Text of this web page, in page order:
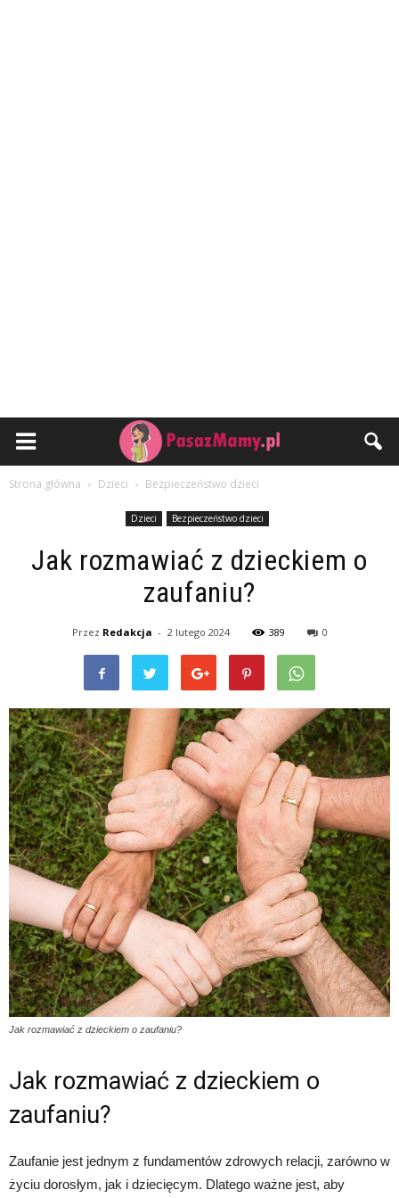
Strona główna Dzieci Bezpieczeństwo dzieci
Dzieci Bezpieczeństwo dzieci
Jak rozmawiać z dzieckiem o
zaufaniu?
Przez Redakcja - 2 lutego 2024 389 0
Jak rozmawiać z dzieckiem o zaufaniu?
Jak rozmawiać z dzieckiem o
zaufaniu?
Zaufanie jest jednym z fundamentów zdrowych relacji, zarówno w
życiu dorosłym, jak i dziecięcym. Dlatego ważne jest, aby